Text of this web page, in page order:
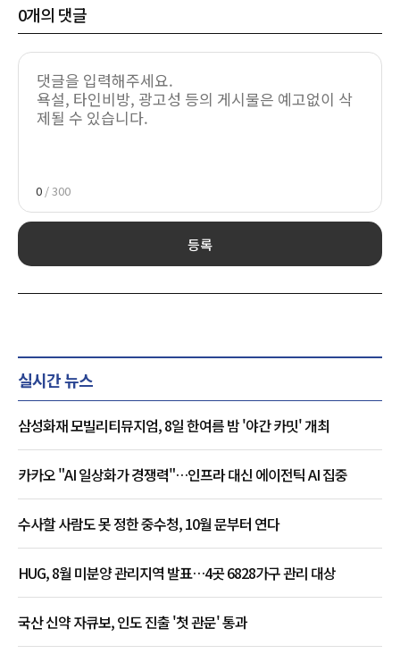
0개의 댓글
0 / 300
등록
실시간 뉴스
삼성화재 모빌리티뮤지엄, 8일 한여름 밤 '야간 카밋' 개최
카카오 "AI 일상화가 경쟁력"…인프라 대신 에이전틱 AI 집중
수사할 사람도 못 정한 중수청, 10월 문부터 연다
HUG, 8월 미분양 관리지역 발표…4곳 6828가구 관리 대상
국산 신약 자큐보, 인도 진출 '첫 관문' 통과